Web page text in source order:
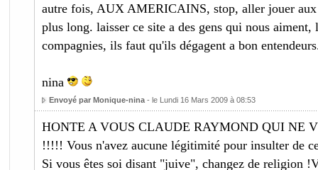
autre fois, AUX AMERICAINS, stop, aller jouer
plus long. laisser ce site a des gens qui nous aiment,
compagnies, ils faut qu'ils dégagent a bon
nina
Envoyé par Monique-nina- le Lundi 16 Mars 2009 à 08:53
HONTE A VOUS CLAUDE RAYMOND QUI NE
!!!!! Vous n'avez aucune légitimité pour insulter de
Si vous êtes soi disant "juive", changez de religion